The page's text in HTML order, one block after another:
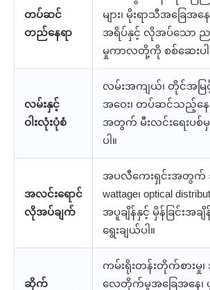
တပ်ဆင်
တည်နေရာ
များ၊ မိုးရာသီအခြေအန
အရိပ်နှင့် လိုအပ်သော
မှုကာလတို့ကို စစ်ဆေးပါ
လမ်းနှင့်
ဝါးလုံးပုံစံ
လမ်းအကျယ်၊ တိုင်အမြ
အဝေး၊ တပ်ဆင်သည့်နေ
အတွက် မီးလင်းရေးပ
ပါ။
အလင်းရောင်
လိုအပ်ချက်
အပလီကေးရှင်းအတွက်
wattage၊ optical
အပူချိန်နှင့် မှိန်ခြင်းအခ
ရွေးချယ်ပါ။
ဆိုက်
ကမ်းရိုးတန်းတိုက်စားမှု၊
လေတိုက်မှုအခြေအနေ၊